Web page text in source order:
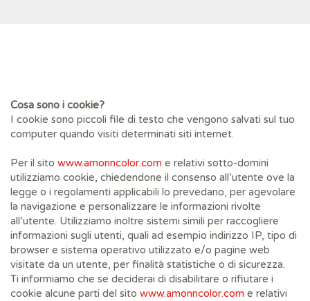
Cosa sono i cookie?
I cookie sono piccoli file di testo che vengono salvati sul tuo
computer quando visiti determinati siti internet.
Per il sito www.amonncolor.com e relativi sotto-domini
utilizziamo cookie, chiedendone il consenso all’utente ove la
legge o i regolamenti applicabili lo prevedano, per agevolare
la navigazione e personalizzare le informazioni rivolte
all’utente. Utilizziamo inoltre sistemi simili per raccogliere
informazioni sugli utenti, quali ad esempio indirizzo IP, tipo di
browser e sistema operativo utilizzato e/o pagine web
visitate da un utente, per finalità statistiche o di sicurezza.
Ti informiamo che se deciderai di disabilitare o rifiutare i
cookie alcune parti del sito www.amonncolor.com e relativi